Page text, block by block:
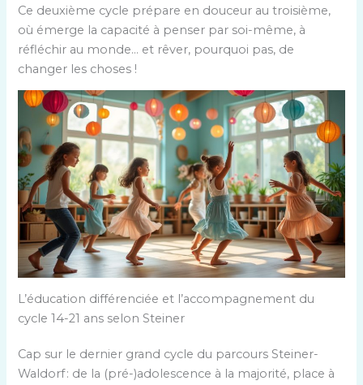
Ce deuxième cycle prépare en douceur au troisième,
où émerge la capacité à penser par soi-même, à
réfléchir au monde… et rêver, pourquoi pas, de
changer les choses !
L’éducation différenciée et l’accompagnement du
cycle 14-21 ans selon Steiner
Cap sur le dernier grand cycle du parcours Steiner-
Waldorf : de la (pré-)adolescence à la majorité, place à